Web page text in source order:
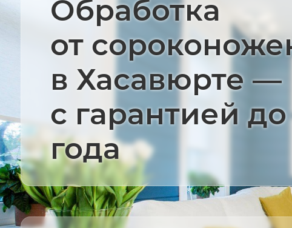
Обработка
от
в Хасавюрте —
с гарантией до
года